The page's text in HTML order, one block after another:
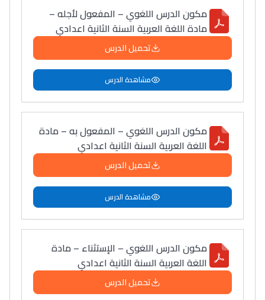
مكون الدرس اللغوي – المفعول لأجله –
مادة اللغة العربية السنة الثانية اعدادي
تحميل الدرس
مشاهدة الدرس
مكون الدرس اللغوي – المفعول به – مادة
اللغة العربية السنة الثانية اعدادي
تحميل الدرس
مشاهدة الدرس
مكون الدرس اللغوي – الإستثناء – مادة
اللغة العربية السنة الثانية اعدادي
تحميل الدرس